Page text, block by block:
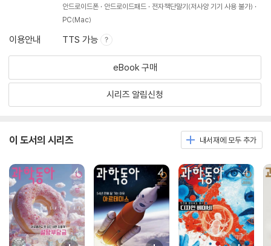
안드로이드폰
안드로이드패드
전자책단말기(저사양 기기 사용 불가)
PC(Mac)
이용안내 TTS 가능
eBook 구매
시리즈 알림신청
이 도서의 시리즈 내서재에 모두 추가